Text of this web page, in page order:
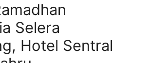
Selera
Hotel Sentral